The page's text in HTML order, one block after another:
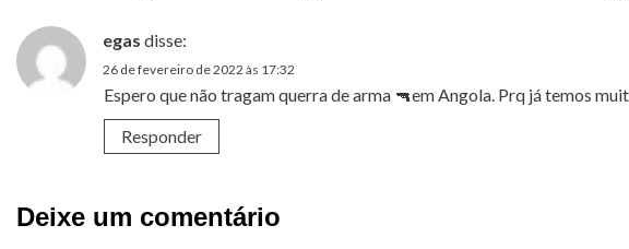
egas disse:
26 de fevereiro de 2022 às 17:32
Espero que não tragam querra de arma 🔫em Angola. Prq já temos
Responder
Deixe um comentário